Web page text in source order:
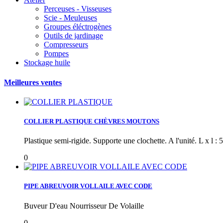
Perceuses - Visseuses
Scie - Meuleuses
Groupes éléctrogènes
Outils de jardinage
Compresseurs
Pompes
Stockage huile
Meilleures ventes
COLLIER PLASTIQUE CHÈVRES MOUTONS
Plastique semi-rigide. Supporte une clochette. A l'unité. L x l :
0
PIPE ABREUVOIR VOLLAILE AVEC CODE
Buveur D'eau Nourrisseur De Volaille